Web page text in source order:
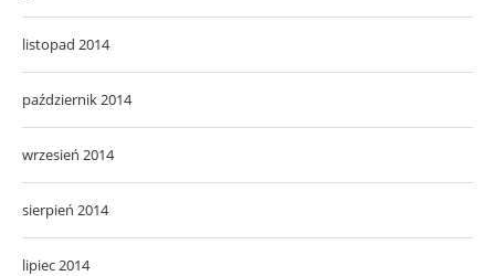
listopad 2014
październik 2014
wrzesień 2014
sierpień 2014
lipiec 2014